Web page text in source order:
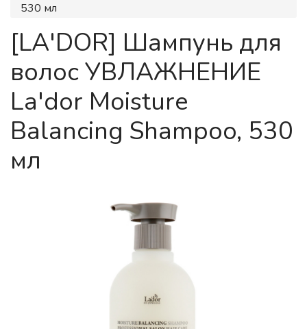
530 мл
[LA'DOR] Шампунь для
волос УВЛАЖНЕНИЕ
La'dor Moisture
Balancing Shampoo, 530
мл